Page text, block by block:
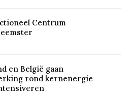
Centrum
en België gaan
rond kernenergie